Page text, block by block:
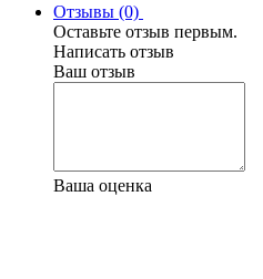
Отзывы (0)
Оставьте отзыв первым.
Написать отзыв
Ваш отзыв
Ваша оценка